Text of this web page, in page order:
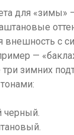
для «зимы»
внешность с
—
три зимних
черный.